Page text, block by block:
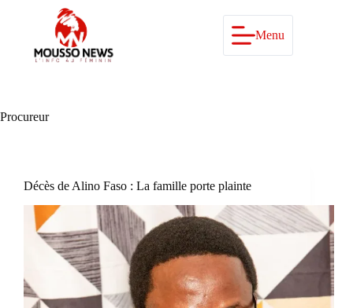
Menu
Procureur
Décès de Alino Faso : La famille porte plainte